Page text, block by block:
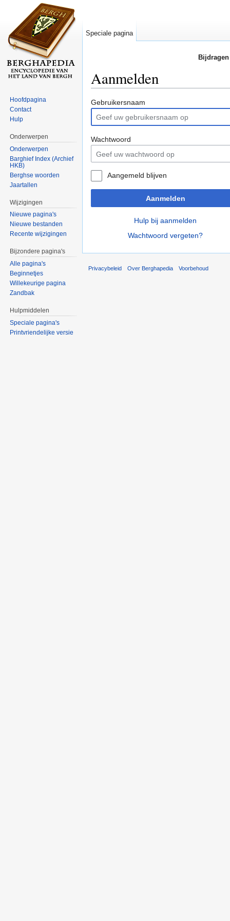
Aanmelden
Gebruikersnaam
Wachtwoord
Aangemeld blijven
Aanmelden
Hulp bij aanmelden
Wachtwoord vergeten?
Speciale pagina
Hoofdpagina
Contact
Hulp
Onderwerpen
Onderwerpen
Barghief Index (Archief
HKB)
Berghse woorden
Jaartallen
Wijzigingen
Nieuwe pagina's
Nieuwe bestanden
Recente wijzigingen
Bijzondere pagina's
Alle pagina's
Beginnetjes
Willekeurige pagina
Zandbak
Hulpmiddelen
Speciale pagina's
Printvriendelijke versie
Privacybeleid Over Berghapedia Voorbehoud